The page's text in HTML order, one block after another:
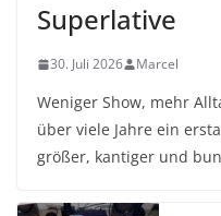
Superlative
30. Juli 2026 Marcel
Weniger Show, mehr
über viele Jahre ein
größer, kantiger und